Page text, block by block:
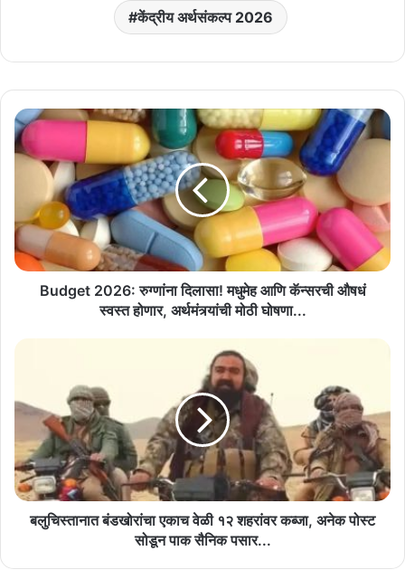
केंद्रीय अर्थसंकल्प 2026
Budget
2026:
रुग्णांना
दिलासा!
आणि
कॅन्सरची
औषधं
स्वस्त
घोषणा...
Budget 2026: रुग्णांना दिलासा! मधुमेह आणि कॅन्सरची औषधं
स्वस्त होणार, अर्थमंत्र्यांची मोठी घोषणा...
बलुचिस्तानात
वेळी
शहरांवर
कब्जा,
अनेक
पोस्ट
सोडूनबलुचिस्तानात बंडखोरांचा एकाच वेळी १२ शहरांवर कब्जा, अनेक पोस्ट
सोडून पाक सैनिक पसार...